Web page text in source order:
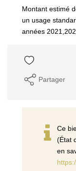
Montant estimé
un usage
années
Partager
Ce
(État
en